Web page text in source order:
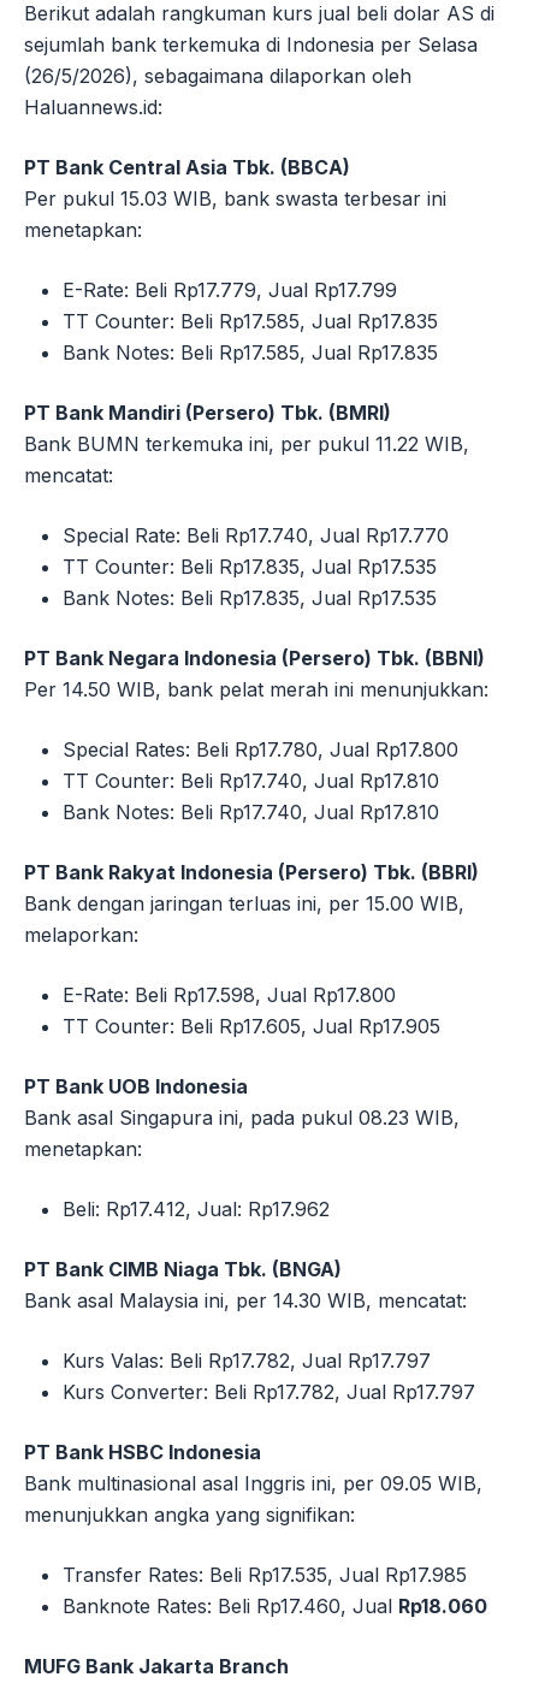
Berikut adalah rangkuman kurs jual beli dolar AS di
sejumlah bank terkemuka di Indonesia per Selasa
(26/5/2026), sebagaimana dilaporkan oleh
Haluannews.id:
PT Bank Central Asia Tbk. (BBCA)
Per pukul 15.03 WIB, bank swasta terbesar ini
menetapkan:
E-Rate: Beli Rp17.779, Jual Rp17.799
TT Counter: Beli Rp17.585, Jual Rp17.835
Bank Notes: Beli Rp17.585, Jual Rp17.835
PT Bank Mandiri (Persero) Tbk. (BMRI)
Bank BUMN terkemuka ini, per pukul 11.22 WIB,
mencatat:
Special Rate: Beli Rp17.740, Jual Rp17.770
TT Counter: Beli Rp17.835, Jual Rp17.535
Bank Notes: Beli Rp17.835, Jual Rp17.535
PT Bank Negara Indonesia (Persero) Tbk. (BBNI)
Per 14.50 WIB, bank pelat merah ini menunjukkan:
Special Rates: Beli Rp17.780, Jual Rp17.800
TT Counter: Beli Rp17.740, Jual Rp17.810
Bank Notes: Beli Rp17.740, Jual Rp17.810
PT Bank Rakyat Indonesia (Persero) Tbk. (BBRI)
Bank dengan jaringan terluas ini, per 15.00 WIB,
melaporkan:
E-Rate: Beli Rp17.598, Jual Rp17.800
TT Counter: Beli Rp17.605, Jual Rp17.905
PT Bank UOB Indonesia
Bank asal Singapura ini, pada pukul 08.23 WIB,
menetapkan:
Beli: Rp17.412, Jual: Rp17.962
PT Bank CIMB Niaga Tbk. (BNGA)
Bank asal Malaysia ini, per 14.30 WIB, mencatat:
Kurs Valas: Beli Rp17.782, Jual Rp17.797
Kurs Converter: Beli Rp17.782, Jual Rp17.797
PT Bank HSBC Indonesia
Bank multinasional asal Inggris ini, per 09.05 WIB,
menunjukkan angka yang signifikan:
Transfer Rates: Beli Rp17.535, Jual Rp17.985
Banknote Rates: Beli Rp17.460, Jual Rp18.060
MUFG Bank Jakarta Branch